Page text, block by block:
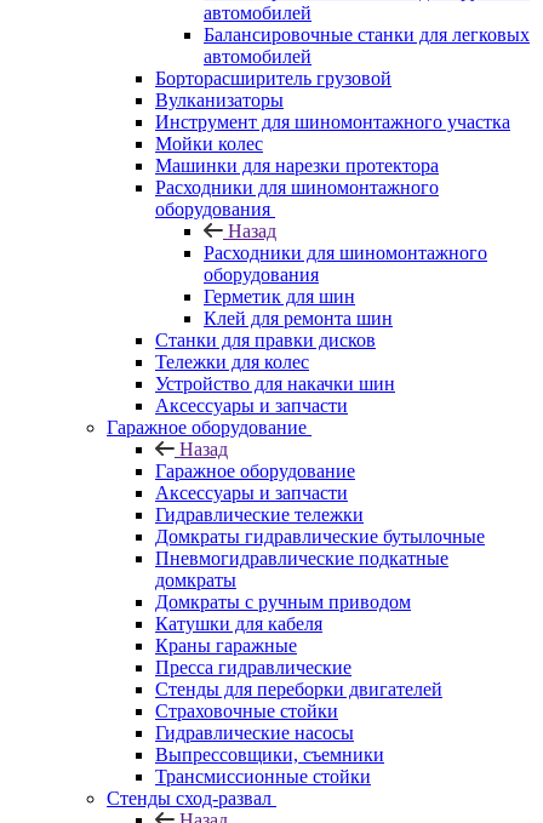
автомобилей
Балансировочные станки для легковых
автомобилей
Борторасширитель грузовой
Вулканизаторы
Инструмент для шиномонтажного участка
Мойки колес
Машинки для нарезки протектора
Расходники для шиномонтажного
оборудования
Назад
Расходники для шиномонтажного
оборудования
Герметик для шин
Клей для ремонта шин
Станки для правки дисков
Тележки для колес
Устройство для накачки шин
Аксессуары и запчасти
Гаражное оборудование
Назад
Гаражное оборудование
Аксессуары и запчасти
Гидравлические тележки
Домкраты гидравлические бутылочные
Пневмогидравлические подкатные
домкраты
Домкраты с ручным приводом
Катушки для кабеля
Краны гаражные
Пресса гидравлические
Стенды для переборки двигателей
Страховочные стойки
Гидравлические насосы
Выпрессовщики, съемники
Трансмиссионные стойки
Стенды сход-развал